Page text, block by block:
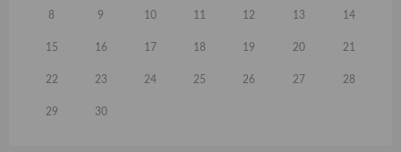
8 9 10 11 12 13 14
15 16 17 18 19 20 21
22 23 24 25 26 27 28
29 30